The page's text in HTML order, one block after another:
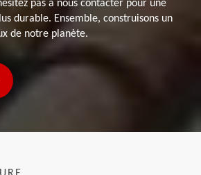
pas à nous contacter pour une
durable. Ensemble, construisons un
de notre planète.